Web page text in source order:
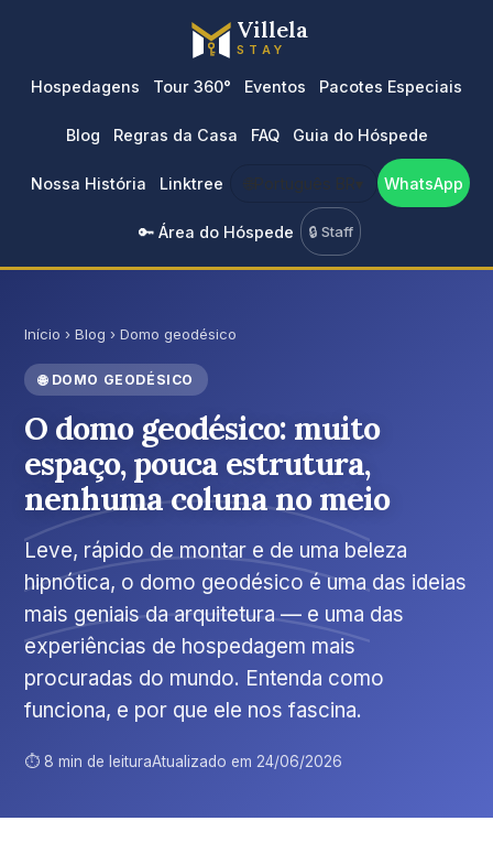
Villela
STAY
Hospedagens Tour 360° Eventos Pacotes Especiais
Blog Regras da Casa FAQ Guia do Hóspede
Nossa História Linktree 🌐Português BR▾ WhatsApp
🔑 Área do Hóspede 🔒 Staff
Início ›Blog ›Domo geodésico
🌐 DOMO GEODÉSICO
O domo geodésico: muito
espaço, pouca estrutura,
nenhuma coluna no meio
Leve, rápido de montar e de uma beleza
hipnótica, o domo geodésico é uma das ideias
mais geniais da arquitetura — e uma das
experiências de hospedagem mais
procuradas do mundo. Entenda como
funciona, e por que ele nos fascina.
⏱ 8 min de leituraAtualizado em 24/06/2026